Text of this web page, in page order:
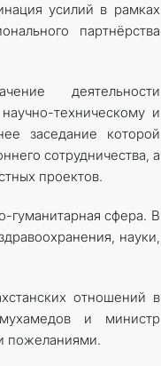
усилий в рамках
партнёрства
деятельности
техническому и
заседание которой
сотрудничества, а
проектов.
гуманитарная сфера. В
науки,
отношений в
и министр
пожеланиями.